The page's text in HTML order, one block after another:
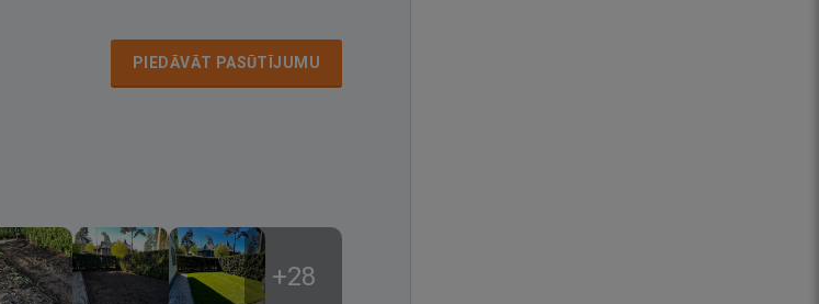
PIEDĀVĀT PASŪTĪJUMU
+28